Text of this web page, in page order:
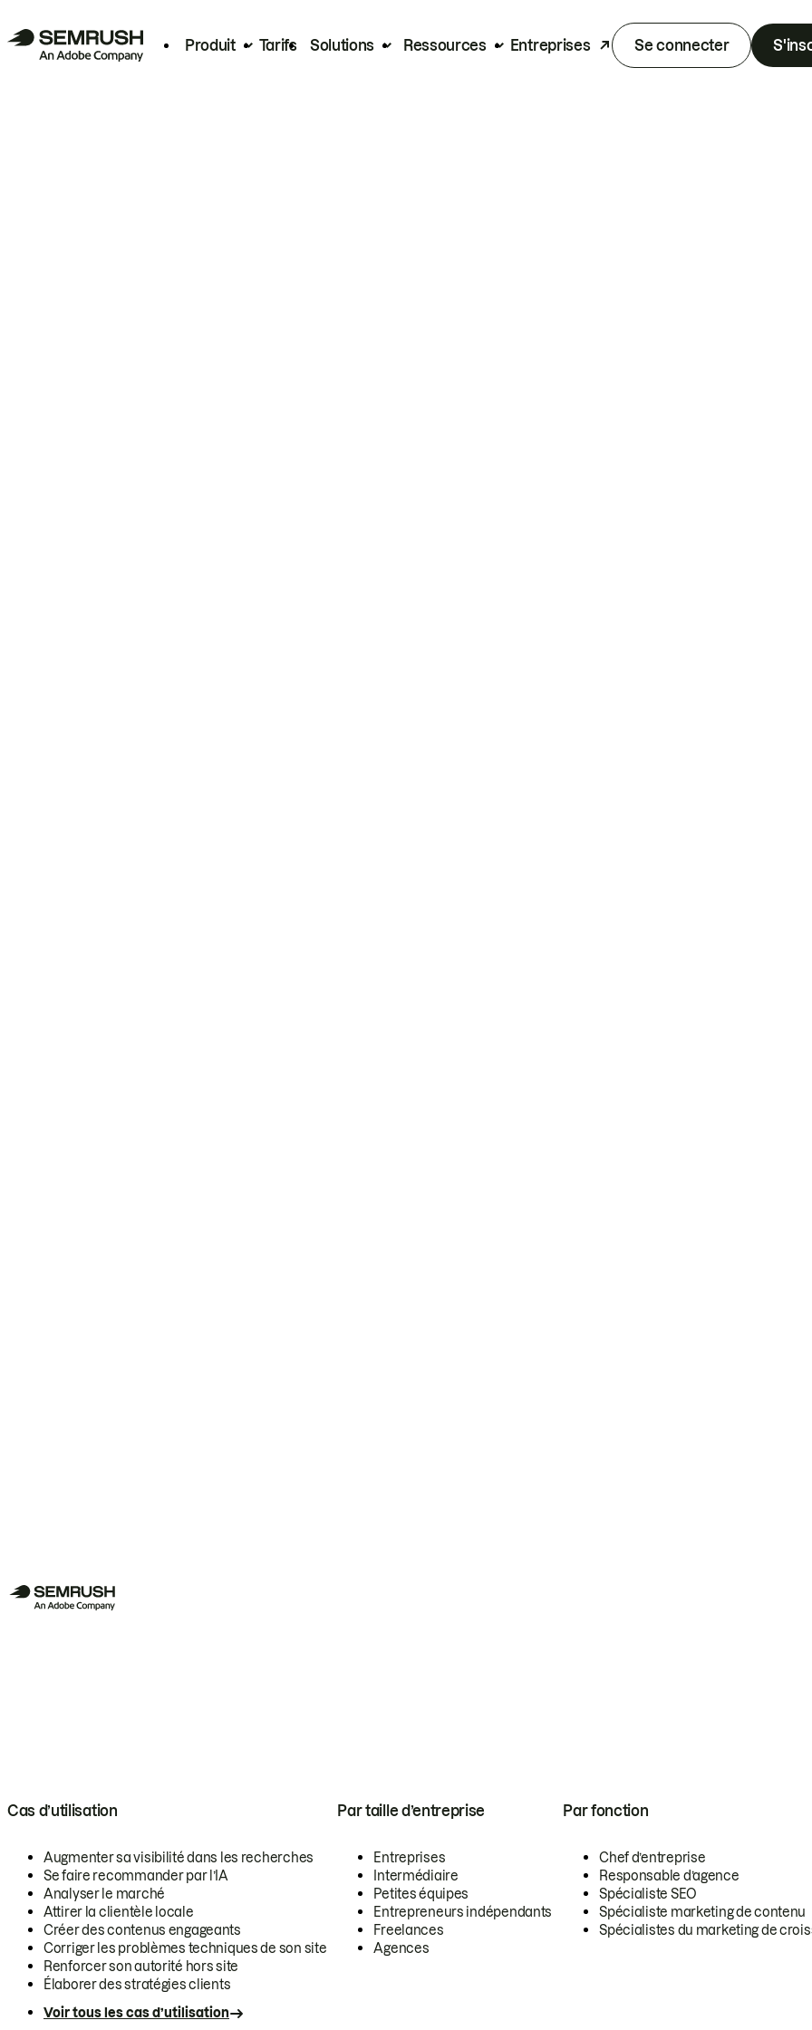
Produit Tarifs Solutions Ressources Entreprises Se connecter
Cas d’utilisation
Augmenter sa visibilité dans les recherches
Se faire recommander par l’IA
Analyser le marché
Attirer la clientèle locale
Créer des contenus engageants
Corriger les problèmes techniques de son site
Renforcer son autorité hors site
Élaborer des stratégies clients
Voir tous les cas d’utilisation
Par taille d’entreprise
Entreprises
Intermédiaire
Petites équipes
Entrepreneurs indépendants
Freelances
Agences
Par fonction
Chef d’entreprise
Responsable d’agence
Spécialiste SEO
Spécialiste marketing de contenu
Spécialistes du marketing de